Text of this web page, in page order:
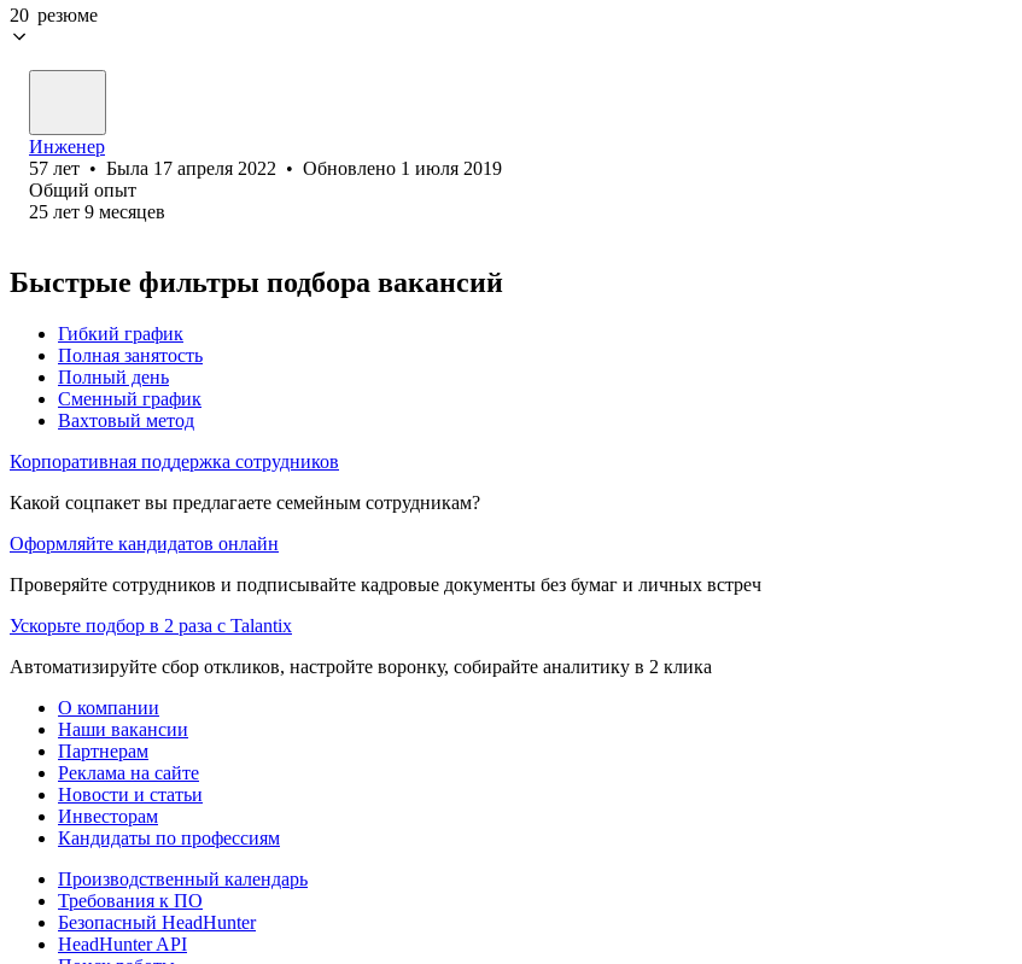
20 резюме
Инженер
57 лет • Была 17 апреля 2022 • Обновлено 1 июля 2019
Общий опыт
25 лет 9 месяцев
Быстрые фильтры подбора вакансий
Гибкий график
Полная занятость
Полный день
Сменный график
Вахтовый метод
Корпоративная поддержка сотрудников
Какой соцпакет вы предлагаете семейным сотрудникам?
Оформляйте кандидатов онлайн
Проверяйте сотрудников и подписывайте кадровые документы без бумаг и личных встреч
Ускорьте подбор в 2 раза с Talantix
Автоматизируйте сбор откликов, настройте воронку, собирайте аналитику в 2 клика
О компании
Наши вакансии
Партнерам
Реклама на сайте
Новости и статьи
Инвесторам
Кандидаты по профессиям
Производственный календарь
Требования к ПО
Безопасный HeadHunter
HeadHunter API